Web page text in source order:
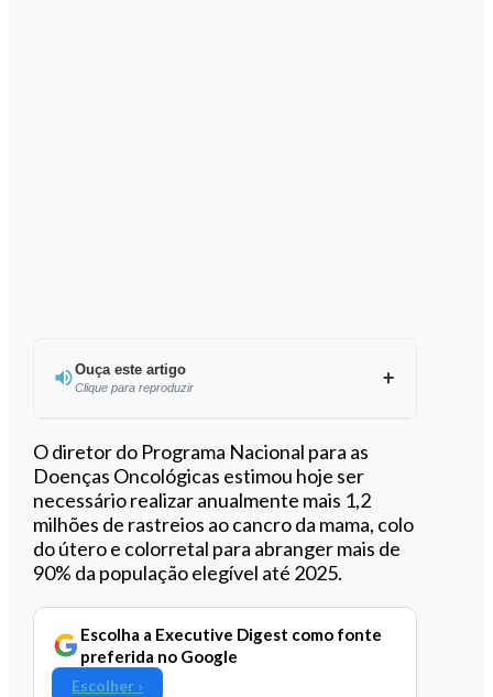
Ouça este artigo
Clique para reproduzir
Ouvir este artigo
O diretor do Programa Nacional para as
Doenças Oncológicas estimou hoje ser
necessário realizar anualmente mais 1,2
milhões de rastreios ao cancro da mama, colo
do útero e colorretal para abranger mais de
90% da população elegível até 2025.
Escolha a Executive Digest como fonte
preferida no Google
Escolher ›